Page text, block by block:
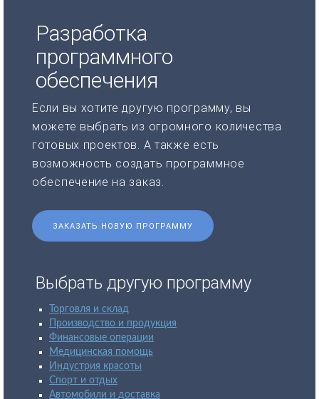
Разработка
программного
обеспечения
Если вы хотите другую программу, вы
можете выбрать из огромного количества
готовых проектов. А также есть
возможность создать программное
обеспечение на заказ.
ЗАКАЗАТЬ НОВУЮ ПРОГРАММУ
Выбрать другую программу
Торговля и склад
Производство и продукция
Финансовые операции
Медицинская помощь
Индустрия красоты
Спорт и отдых
Автомобили и доставка